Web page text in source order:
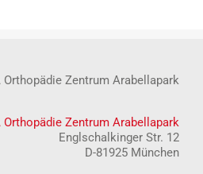
Orthopädie Zentrum Arabellapark
Englschalkinger Str. 12
D-81925 München